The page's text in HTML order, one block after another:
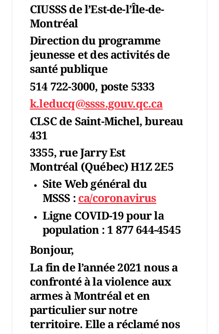
CIUSSS de l’Est-de-l’Île-de-
Montréal
Direction du programme
jeunesse et des activités de
santé publique
514 722-3000, poste 5333
k.leducq@ssss.gouv.qc.ca
CLSC de Saint-Michel, bureau
431
3355, rue Jarry Est
Montréal (Québec) H1Z 2E5
Site Web général du
MSSS :ca/coronavirus
Ligne COVID-19 pour la
population: 1 877 644-4545
Bonjour,
La fin de l’année 2021 nous a
confronté à la violence aux
armes à Montréal et en
particulier sur notre
territoire. Elle a réclamé nos